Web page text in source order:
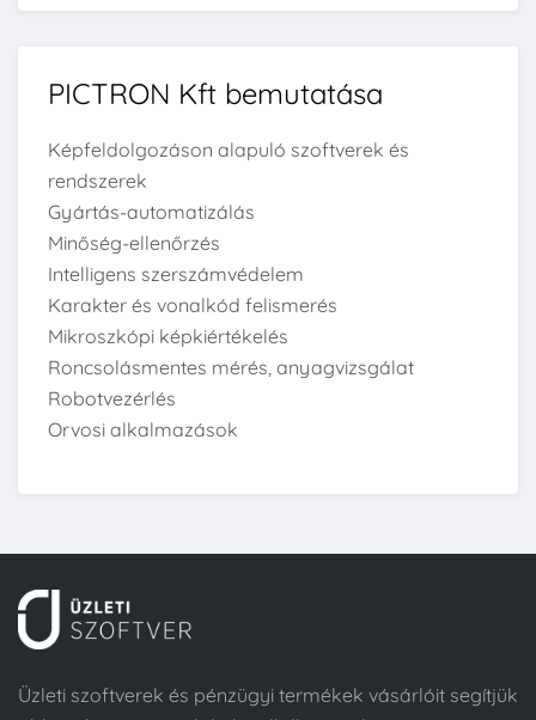
PICTRON Kft bemutatása
Képfeldolgozáson alapuló szoftverek és
rendszerek
Gyártás-automatizálás
Minőség-ellenőrzés
Intelligens szerszámvédelem
Karakter és vonalkód felismerés
Mikroszkópi képkiértékelés
Roncsolásmentes mérés, anyagvizsgálat
Robotvezérlés
Orvosi alkalmazások
Üzleti szoftverek és pénzügyi termékek vásárlóit segítjük